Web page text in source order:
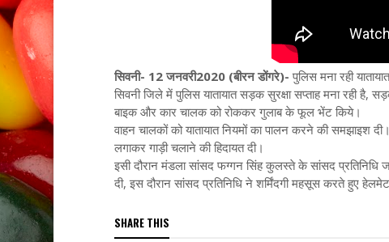
सिवनी- 12 जनवरी2020 (बीरन डोंगरे)- पुलिस मना रही
सिवनी जिले में पुलिस यातायात सड़क सुरक्षा सप्ताह मना रही
बाइक और कार चालक को रोककर गुलाब के फूल भेंट किये।
वाहन चालकों को यातायात नियमों का पालन करने की
लगाकर गाड़ी चलाने की हिदायत दी।
इसी दौरान मंडला सांसद फग्गन सिंह कुलस्ते के सांसद
दी, इस दौरान सांसद प्रतिनिधि ने शर्मिंदगी महसूस करते हुए
SHARE THIS